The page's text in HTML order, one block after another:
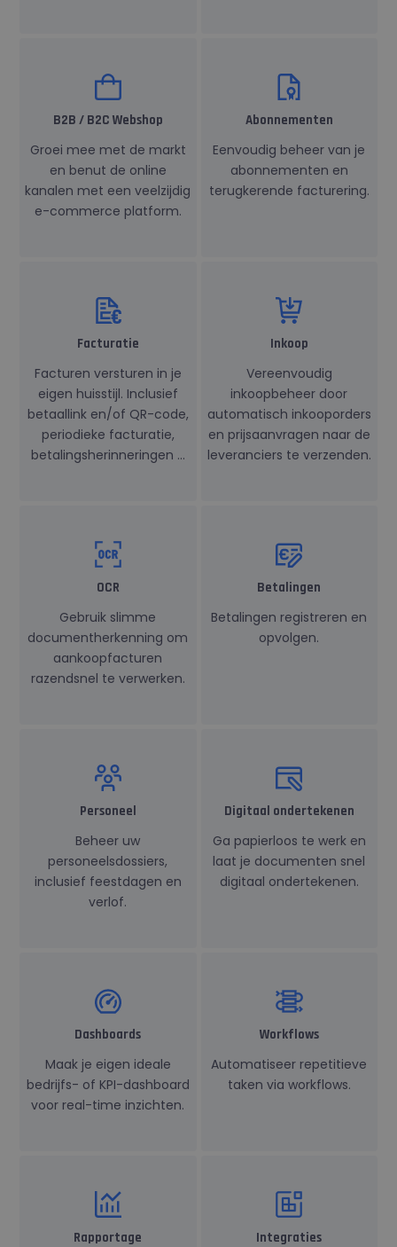
B2B / B2C Webshop
Groei mee met de markt
en benut de online
kanalen met een veelzijdig
e-commerce platform.
Abonnementen
Eenvoudig beheer van je
abonnementen en
terugkerende facturering.
Facturatie
Facturen versturen in je
eigen huisstijl. Inclusief
betaallink en/of QR-code,
periodieke facturatie,
betalingsherinneringen …
Inkoop
Vereenvoudig
inkoopbeheer door
automatisch inkooporders
en prijsaanvragen naar de
leveranciers te verzenden.
OCR
Gebruik slimme
documentherkenning om
aankoopfacturen
razendsnel te verwerken.
Betalingen
Betalingen registreren en
opvolgen.
Personeel
Beheer uw
personeelsdossiers,
inclusief feestdagen en
verlof.
Digitaal ondertekenen
Ga papierloos te werk en
laat je documenten snel
digitaal ondertekenen.
Dashboards
Maak je eigen ideale
bedrijfs- of KPI-dashboard
voor real-time inzichten.
Workflows
Automatiseer repetitieve
taken via workflows.
Rapportage Integraties